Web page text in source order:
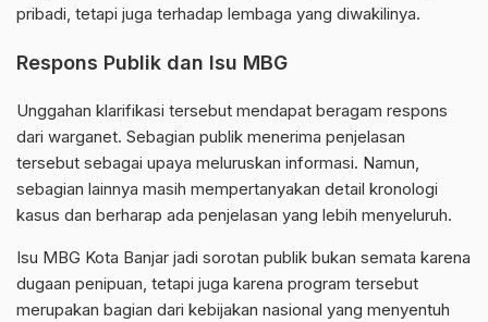
pribadi, tetapi juga terhadap lembaga yang diwakilinya.
Respons Publik dan Isu MBG
Unggahan klarifikasi tersebut mendapat beragam respons
dari warganet. Sebagian publik menerima penjelasan
tersebut sebagai upaya meluruskan informasi. Namun,
sebagian lainnya masih mempertanyakan detail kronologi
kasus dan berharap ada penjelasan yang lebih menyeluruh.
Isu MBG Kota Banjar jadi sorotan publik bukan semata karena
dugaan penipuan, tetapi juga karena program tersebut
merupakan bagian dari kebijakan nasional yang menyentuh